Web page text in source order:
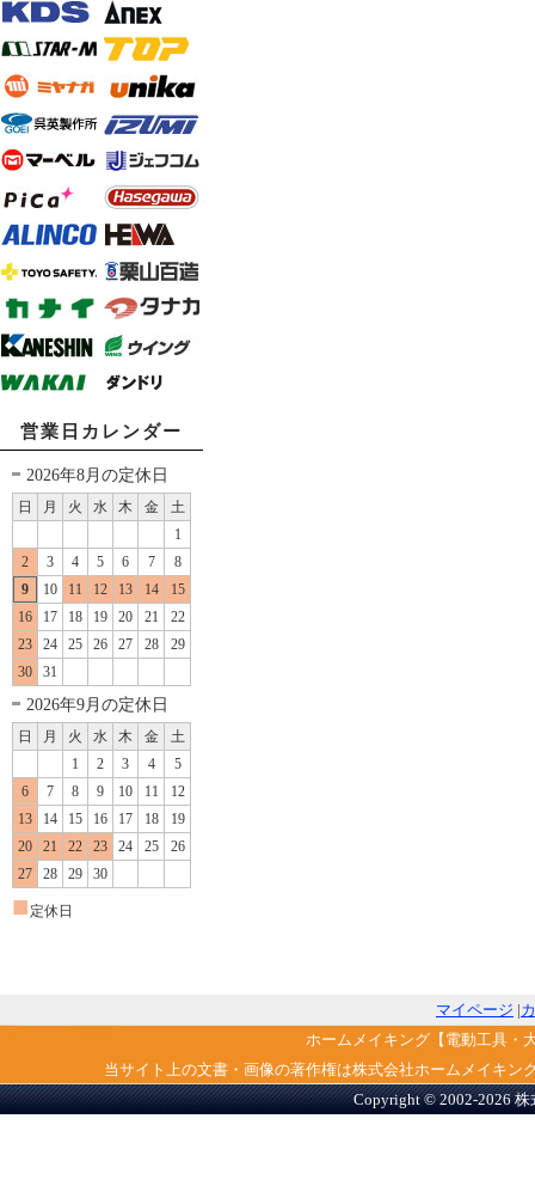
営業日カレンダー
2026年8月の定休日
日 月 火 水 木 金
土
1
2
3 4 5 6 7
8
9
10 11 12 13 14
15
16
17 18 19 20 21
22
23
24 25 26 27 28
29
30
31
2026年9月の定休日
日 月 火 水 木 金
土
1
2 3 4
5
6
7 8 9 10 11
12
13
14 15 16 17 18
19
20
21 22 23 24 25
26
27
28 29 30
■ 定休日
マイページ |
ホームメイキング【電動工具・
当サイト上の文書・画像の著作権は株式会社ホームメイキ
Copyright © 2002-2026